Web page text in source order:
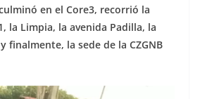
en el Core3, recorrió la
la Limpia, la avenida Padilla, la
finalmente, la sede de la CZGNB